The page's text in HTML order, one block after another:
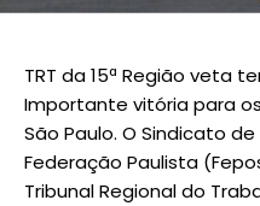
TRT da 15ª Região veta
Importante vitória para
São Paulo. O Sindicato
Federação Paulista
Tribunal Regional do